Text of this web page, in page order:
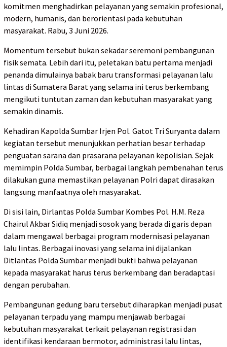
komitmen menghadirkan pelayanan yang semakin profesional,
modern, humanis, dan berorientasi pada kebutuhan
masyarakat. Rabu, 3 Juni 2026.
Momentum tersebut bukan sekadar seremoni pembangunan
fisik semata. Lebih dari itu, peletakan batu pertama menjadi
penanda dimulainya babak baru transformasi pelayanan lalu
lintas di Sumatera Barat yang selama ini terus berkembang
mengikuti tuntutan zaman dan kebutuhan masyarakat yang
semakin dinamis.
Kehadiran Kapolda Sumbar Irjen Pol. Gatot Tri Suryanta dalam
kegiatan tersebut menunjukkan perhatian besar terhadap
penguatan sarana dan prasarana pelayanan kepolisian. Sejak
memimpin Polda Sumbar, berbagai langkah pembenahan terus
dilakukan guna memastikan pelayanan Polri dapat dirasakan
langsung manfaatnya oleh masyarakat.
Di sisi lain, Dirlantas Polda Sumbar Kombes Pol. H.M. Reza
Chairul Akbar Sidiq menjadi sosok yang berada di garis depan
dalam mengawal berbagai program modernisasi pelayanan
lalu lintas. Berbagai inovasi yang selama ini dijalankan
Ditlantas Polda Sumbar menjadi bukti bahwa pelayanan
kepada masyarakat harus terus berkembang dan beradaptasi
dengan perubahan.
Pembangunan gedung baru tersebut diharapkan menjadi pusat
pelayanan terpadu yang mampu menjawab berbagai
kebutuhan masyarakat terkait pelayanan registrasi dan
identifikasi kendaraan bermotor, administrasi lalu lintas,